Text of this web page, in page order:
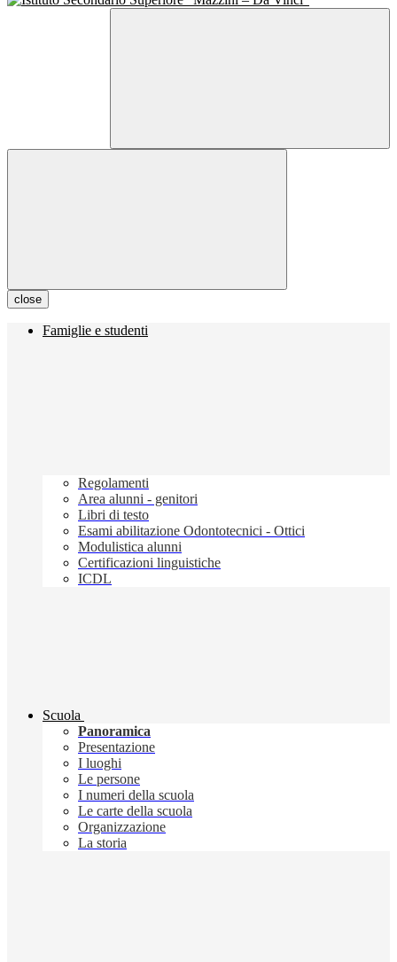
close
Famiglie e studenti
Regolamenti
Area alunni - genitori
Libri di testo
Esami abilitazione Odontotecnici - Ottici
Modulistica alunni
Certificazioni linguistiche
ICDL
Scuola
Panoramica
Presentazione
I luoghi
Le persone
I numeri della scuola
Le carte della scuola
Organizzazione
La storia